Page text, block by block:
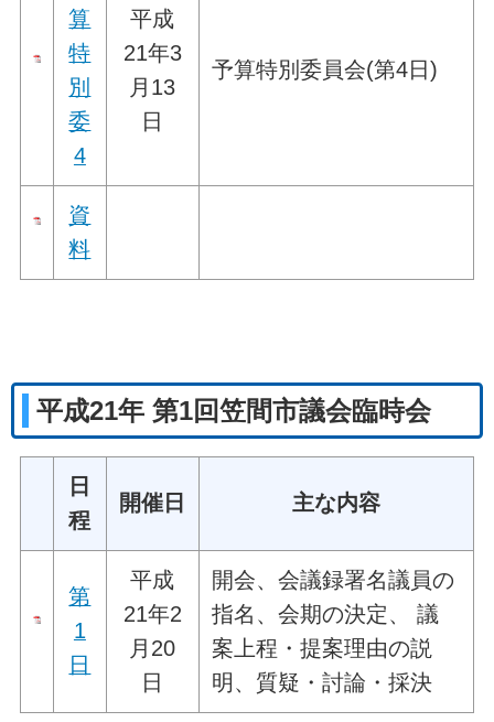
算
特
別
委
4
平成
21年3
月13
日
予算特別委員会(第4日)
資
料
平成21年 第1回笠間市議会臨時会
日
程
開催日 主な内容
第
1
日
平成
21年2
月20
日
開会、会議録署名議員の
指名、会期の決定、 議
案上程・提案理由の説
明、質疑・討論・採決